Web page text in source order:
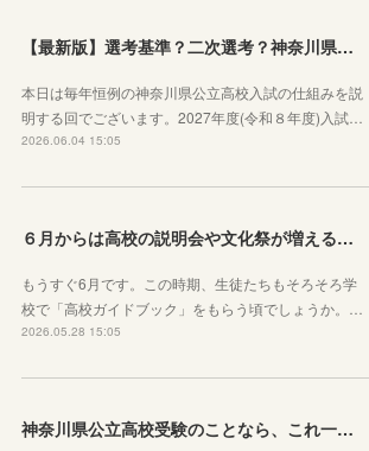
【最新版】選考基準？二次選考？神奈川県の受験の基本や公立高校入試の仕組みをシンプルに説明してみた
本日は毎年恒例の神奈川県公立高校入試の仕組みを説
明する回でございます。2027年度(令和８年度)入試…
2026.06.04 15:05
６月からは高校の説明会や文化祭が増えることを知っておきましょう
もうすぐ6月です。この時期、生徒たちもそろそろ学
校で「高校ガイドブック」をもらう頃でしょうか。…
2026.05.28 15:05
神奈川県公立高校受験のことなら、これ一本でOKです